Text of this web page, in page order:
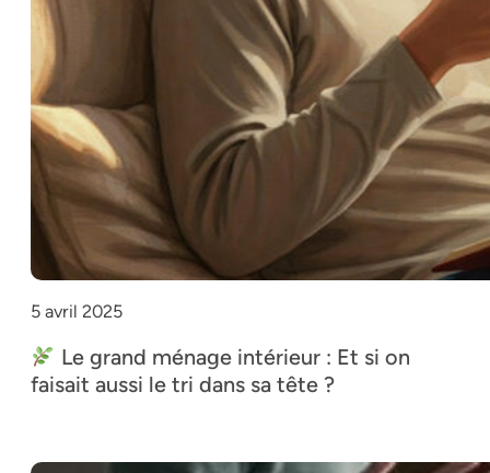
5 avril 2025
Le grand ménage intérieur : Et si on
faisait aussi le tri dans sa tête ?